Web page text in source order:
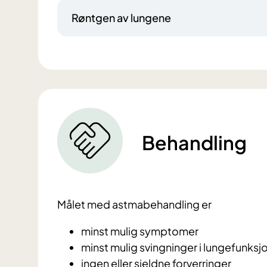
Røntgen av lungene
Behandling
Målet med astmabehandling er
minst mulig symptomer
minst mulig svingninger i
ingen eller sjeldne forverringer